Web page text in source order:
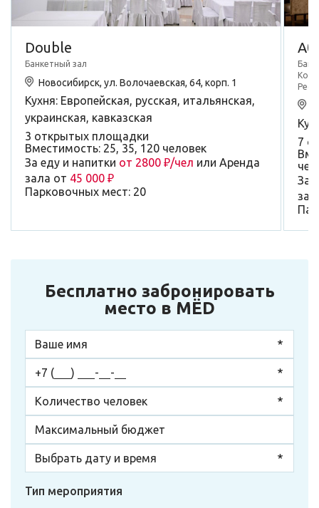
Double
Банкетный зал
Новосибирск, ул. Волочаевская, 64, корп. 1
Кухня: Европейская, русская, итальянская,
украинская, кавказская
3 открытых площадки
Вместимость: 25, 35, 120 человек
За еду и напитки от 2800 ₽/чел или Аренда
зала от 45 000 ₽
Парковочных мест: 20
7
За
Бесплатно забронировать
место в МЁD
Тип мероприятия